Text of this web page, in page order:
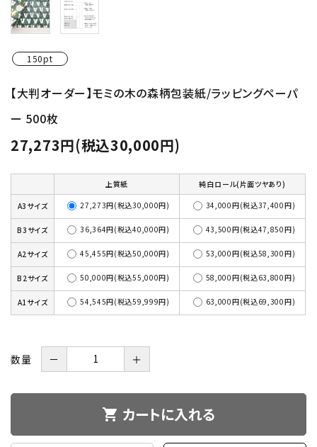
150pt
【大判オーダー】モミの木の森柄包装紙/ラッピングペーパ
ー 500枚
27,273円(税込30,000円)
上質紙 純白ロール(片面ツヤあり)
A3サイズ 27,273円(税込30,000円) 34,000円(税込37,400円)
B3サイズ 36,364円(税込40,000円) 43,500円(税込47,850円)
A2サイズ 45,455円(税込50,000円) 53,000円(税込58,300円)
B2サイズ 50,000円(税込55,000円) 58,000円(税込63,800円)
A1サイズ 54,545円(税込59,999円) 63,000円(税込69,300円)
数量 － ＋
shopping_cart カートに入れる